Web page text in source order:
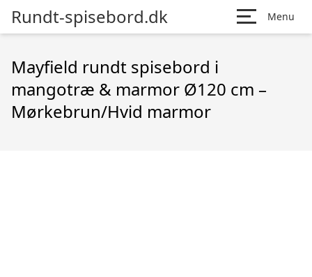
Rundt-spisebord.dk Menu
Mayfield rundt spisebord i
mangotræ & marmor Ø120 cm –
Mørkebrun/Hvid marmor